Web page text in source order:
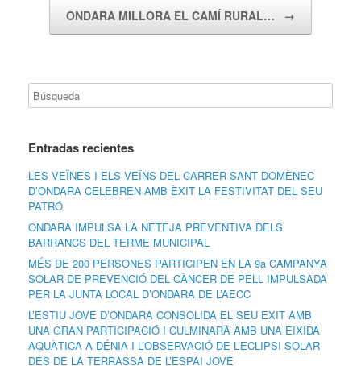
ONDARA MILLORA EL CAMÍ RURAL… →
Entradas recientes
LES VEÏNES I ELS VEÏNS DEL CARRER SANT DOMÈNEC
D’ONDARA CELEBREN AMB ÈXIT LA FESTIVITAT DEL SEU
PATRÓ
ONDARA IMPULSA LA NETEJA PREVENTIVA DELS
BARRANCS DEL TERME MUNICIPAL
MÉS DE 200 PERSONES PARTICIPEN EN LA 9a CAMPANYA
SOLAR DE PREVENCIÓ DEL CÀNCER DE PELL IMPULSADA
PER LA JUNTA LOCAL D’ONDARA DE L’AECC
L’ESTIU JOVE D’ONDARA CONSOLIDA EL SEU ÈXIT AMB
UNA GRAN PARTICIPACIÓ I CULMINARÀ AMB UNA EIXIDA
AQUÀTICA A DÉNIA I L’OBSERVACIÓ DE L’ECLIPSI SOLAR
DES DE LA TERRASSA DE L’ESPAI JOVE